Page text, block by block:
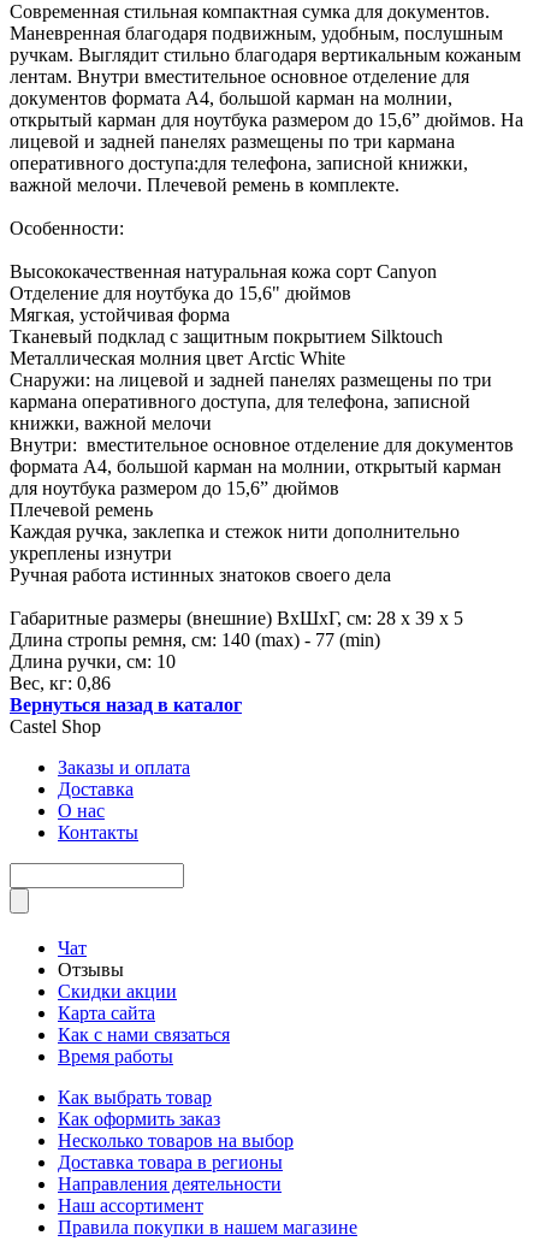
Современная стильная компактная сумка для документов.
Маневренная благодаря подвижным, удобным, послушным
ручкам. Выглядит стильно благодаря вертикальным кожаным
лентам. Внутри вместительное основное отделение для
документов формата А4, большой карман на молнии,
открытый карман для ноутбука размером до 15,6” дюймов. На
лицевой и задней панелях размещены по три кармана
оперативного доступа:для телефона, записной книжки,
важной мелочи. Плечевой ремень в комплекте.
Особенности:
Высококачественная натуральная кожа сорт Canyon
Отделение для ноутбука до 15,6" дюймов
Мягкая, устойчивая форма
Тканевый подклад с защитным покрытием Silktouch
Металлическая молния цвет Arctic White
Снаружи: на лицевой и задней панелях размещены по три
кармана оперативного доступа, для телефона, записной
книжки, важной мелочи
Внутри: вместительное основное отделение для документов
формата А4, большой карман на молнии, открытый карман
для ноутбука размером до 15,6” дюймов
Плечевой ремень
Каждая ручка, заклепка и стежок нити дополнительно
укреплены изнутри
Ручная работа истинных знатоков своего дела
Габаритные размеры (внешние) ВхШхГ, см: 28 х 39 х 5
Длина стропы ремня, см: 140 (max) - 77 (min)
Длина ручки, см: 10
Вес, кг: 0,86
Вернуться назад в каталог
Castel Shop
Заказы и оплата
Доставка
О нас
Контакты
Чат
Отзывы
Скидки акции
Карта сайта
Как с нами связаться
Время работы
Как выбрать товар
Как оформить заказ
Несколько товаров на выбор
Доставка товара в регионы
Направления деятельности
Наш ассортимент
Правила покупки в нашем магазине